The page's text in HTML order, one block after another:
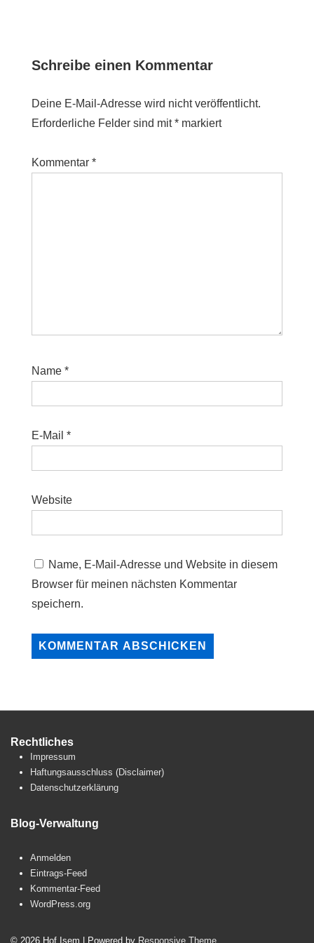
Schreibe einen Kommentar
Deine E-Mail-Adresse wird nicht veröffentlicht.
Erforderliche Felder sind mit* markiert
Kommentar *
Name *
E-Mail *
Website
Name, E-Mail-Adresse und Website in diesem
Browser für meinen nächsten Kommentar
speichern.
Rechtliches
Impressum
Haftungsausschluss (Disclaimer)
Datenschutzerklärung
Blog-Verwaltung
Anmelden
Eintrags-Feed
Kommentar-Feed
WordPress.org
© 2026 Hof Isem | Powered by Responsive Theme